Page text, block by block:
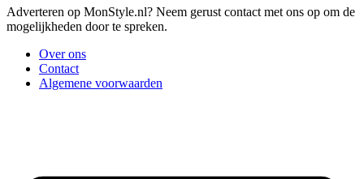
Adverteren op MonStyle.nl? Neem gerust contact met ons op om de
mogelijkheden door te spreken.
Over ons
Contact
Algemene voorwaarden